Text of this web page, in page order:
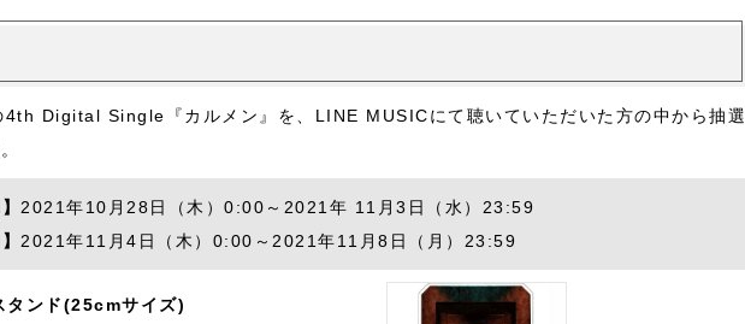
4th Digital Single『カルメン』を、LINE MUSICにて聴いていただいた方の中から抽選
2021年10月28日（木）0:00～2021年 11月3日（水）23:59
2021年11月4日（木）0:00～2021年11月8日（月）23:59
タンド(25cmサイズ)